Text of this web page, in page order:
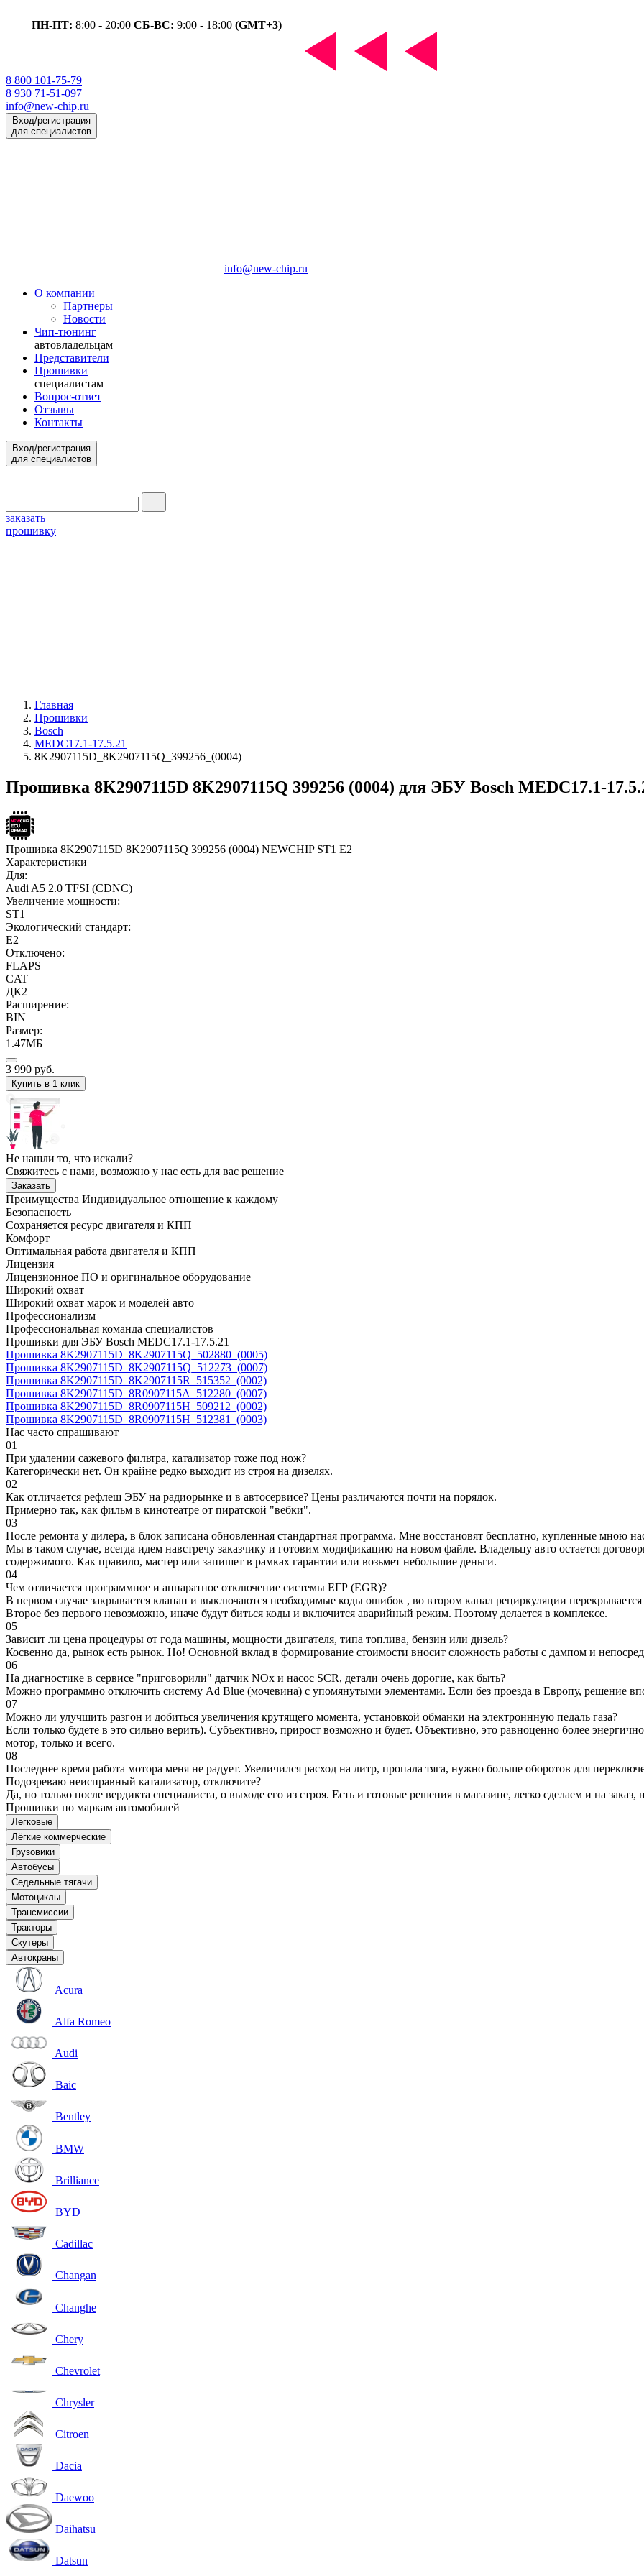
ПН-ПТ: 8:00 - 20:00 СБ-ВС: 9:00 - 18:00 (GMT+3)
8 800 101-75-79
8 930 71-51-097
info@new-chip.ru
Вход/регистрация
для специалистов
info@new-chip.ru
О компании
Партнеры
Новости
Чип-тюнинг
автовладельцам
Представители
Прошивки
специалистам
Вопрос-ответ
Отзывы
Контакты
Вход/регистрация
для специалистов
заказать
прошивку
Главная
Прошивки
Bosch
MEDC17.1-17.5.21
8K2907115D_8K2907115Q_399256_(0004)
Прошивка 8K2907115D 8K2907115Q 399256 (0004) для ЭБУ Bosch MEDC17.1-
Прошивка 8K2907115D 8K2907115Q 399256 (0004) NEWCHIP ST1 E2
Характеристики
Для:
Audi A5 2.0 TFSI (CDNC)
Увеличение мощности:
ST1
Экологический стандарт:
E2
Отключено:
FLAPS
CAT
ДК2
Расширение:
BIN
Размер:
1.47МБ
3 990 руб.
Купить в 1 клик
Не нашли то, что искали?
Свяжитесь с нами, возможно у нас есть для вас решение
Заказать
Преимущества Индивидуальное отношение к каждому
Безопасность
Сохраняется ресурс двигателя и КПП
Комфорт
Оптимальная работа двигателя и КПП
Лицензия
Лицензионное ПО и оригинальное оборудование
Широкий охват
Широкий охват марок и моделей авто
Профессионализм
Профессиональная команда специалистов
Прошивки для ЭБУ Bosch MEDC17.1-17.5.21
Прошивка 8K2907115D_8K2907115Q_502880_(0005)
Прошивка 8K2907115D_8K2907115Q_512273_(0007)
Прошивка 8K2907115D_8K2907115R_515352_(0002)
Прошивка 8K2907115D_8R0907115A_512280_(0007)
Прошивка 8K2907115D_8R0907115H_509212_(0002)
Прошивка 8K2907115D_8R0907115H_512381_(0003)
Нас часто спрашивают
01
При удалении сажевого фильтра, катализатор тоже под нож?
Категорически нет. Он крайне редко выходит из строя на дизелях.
02
Как отличается рефлеш ЭБУ на радиорынке и в автосервисе? Цены различаются почти на порядок.
Примерно так, как фильм в кинотеатре от пиратской "вебки".
03
После ремонта у дилера, в блок записана обновленная стандартная программа. Мне восстановят бесплатно, купленные мною
Мы в таком случае, всегда идем навстречу заказчику и готовим модификацию на новом файле. Владельцу авто остается
содержимого. Как правило, мастер или запишет в рамках гарантии или возьмет небольшие деньги.
04
Чем отличается программное и аппаратное отключение системы ЕГР (EGR)?
В первом случае закрывается клапан и выключаются необходимые коды ошибок , во втором канал рециркуляции
Второе без первого невозможно, иначе будут биться коды и включится аварийный режим. Поэтому делается в комплексе.
05
Зависит ли цена процедуры от года машины, мощности двигателя, типа топлива, бензин или дизель?
Косвенно да, рынок есть рынок. Но! Основной вклад в формирование стоимости вносит сложность работы с дампом и
06
На диагностике в сервисе "приговорили" датчик NOx и насос SCR, детали очень дорогие, как быть?
Можно программно отключить систему Ad Blue (мочевина) с упомянутыми элементами. Если без проезда в Европу, решение
07
Можно ли улучшить разгон и добиться увеличения крутящего момента, установкой обманки на электроннную педаль газа?
Если только будете в это сильно верить). Субъективно, прирост возможно и будет. Объективно, это равноценно более
мотор, только и всего.
08
Последнее время работа мотора меня не радует. Увеличился расход на литр, пропала тяга, нужно больше оборотов для
Подозреваю неисправный катализатор, отключите?
Да, но только после вердикта специалиста, о выходе его из строя. Есть и готовые решения в магазине, легко сделаем и на заказ,
Прошивки по маркам автомобилей
Легковые
Лёгкие коммерческие
Грузовики
Автобусы
Седельные тягачи
Мотоциклы
Трансмиссии
Тракторы
Скутеры
Автокраны
Acura
Alfa Romeo
Audi
Baic
Bentley
BMW
Brilliance
BYD
Cadillac
Changan
Changhe
Chery
Chevrolet
Chrysler
Citroen
Dacia
Daewoo
Daihatsu
Datsun